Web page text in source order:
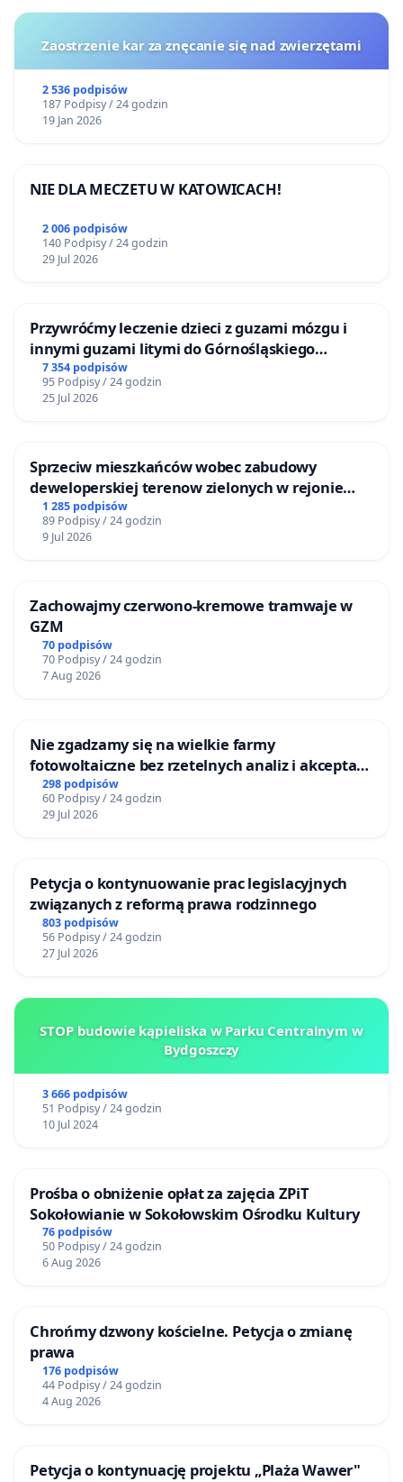
Zaostrzenie kar za znęcanie się nad zwierzętami
2 536 podpisów
187 Podpisy / 24 godzin
19 Jan 2026
NIE DLA MECZETU W KATOWICACH!
2 006 podpisów
140 Podpisy / 24 godzin
29 Jul 2026
Przywróćmy leczenie dzieci z guzami mózgu i
innymi guzami litymi do Górnośląskiego
Centrum Zdrowia Dziecka w Katowicach
7 354 podpisów
95 Podpisy / 24 godzin
25 Jul 2026
Sprzeciw mieszkańców wobec zabudowy
deweloperskiej terenow zielonych w rejonie
Bulwarów Straceńskich w Bielsku-Białej
1 285 podpisów
89 Podpisy / 24 godzin
9 Jul 2026
Zachowajmy czerwono-kremowe tramwaje w
GZM
70 podpisów
70 Podpisy / 24 godzin
7 Aug 2026
Nie zgadzamy się na wielkie farmy
fotowoltaiczne bez rzetelnych analiz i akceptacji
mieszkańców
298 podpisów
60 Podpisy / 24 godzin
29 Jul 2026
Petycja o kontynuowanie prac legislacyjnych
związanych z reformą prawa rodzinnego
803 podpisów
56 Podpisy / 24 godzin
27 Jul 2026
STOP budowie kąpieliska w Parku Centralnym w
Bydgoszczy
3 666 podpisów
51 Podpisy / 24 godzin
10 Jul 2024
Prośba o obniżenie opłat za zajęcia ZPiT
Sokołowianie w Sokołowskim Ośrodku Kultury
76 podpisów
50 Podpisy / 24 godzin
6 Aug 2026
Chrońmy dzwony kościelne. Petycja o zmianę
prawa
176 podpisów
44 Podpisy / 24 godzin
4 Aug 2026
Petycja o kontynuację projektu „Plaża Wawer"